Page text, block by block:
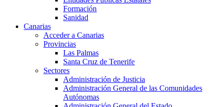
Formación
Sanidad
Canarias
Acceder a Canarias
Provincias
Las Palmas
Santa Cruz de Tenerife
Sectores
Administración de Justicia
Administración General de las Comunidades
Autónomas